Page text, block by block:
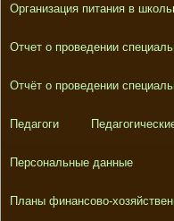
Организация питания в
Отчет о проведении
Отчёт о проведении
Педагоги
Персональные данные
Планы финансово-